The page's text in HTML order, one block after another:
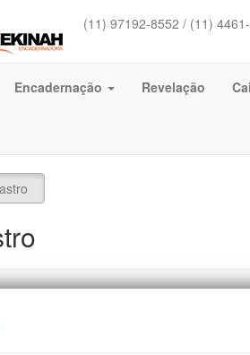
(11) 97192-8552 / (11)
Encadernação Revelação